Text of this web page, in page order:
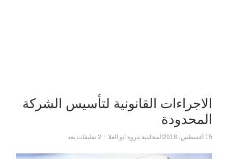
الاجراءات القانونية لتأسيس الشركة
المحدودة
15 أغسطس، 2018 المحامية مروة ابو العلا / لا تعليقات بعد